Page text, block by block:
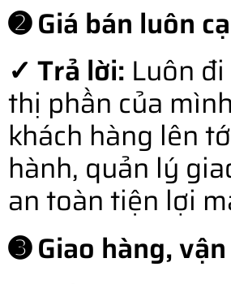
➋ Giá bán luôn
✓ Trả lời: Luôn
thị phần của
khách hàng lên
hành, quản lý
an toàn tiện lợi
➌ Giao hàng,